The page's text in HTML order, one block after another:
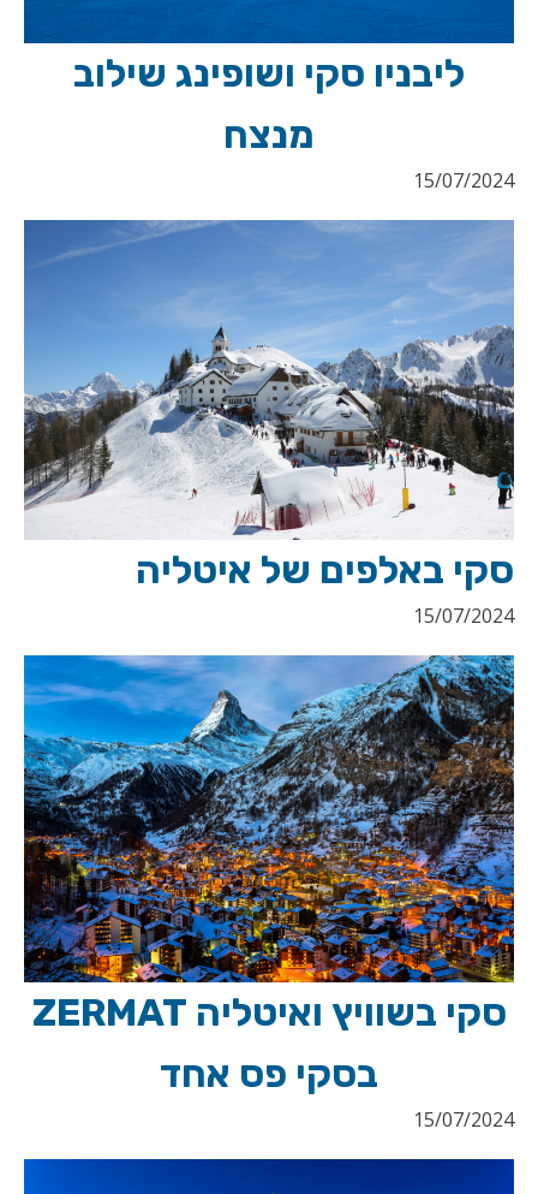
ליבניו סקי ושופינג שילוב
מנצח
15/07/2024
סקי באלפים של איטליה
15/07/2024
סקי בשוויץ ואיטליה ZERMAT
בסקי פס אחד
15/07/2024